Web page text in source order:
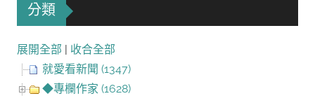
分類
展開全部 | 收合全部
就愛看新聞 (1347)
◆專欄作家 (1628)